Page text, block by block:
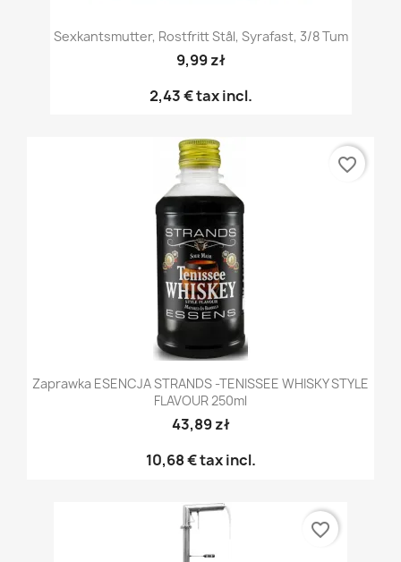
Sexkantsmutter, Rostfritt Stål, Syrafast, 3/8 Tum
9,99 zł
2,43 €tax incl.
Zaprawka ESENCJA STRANDS -TENISSEE WHISKY STYLE
FLAVOUR 250ml
43,89 zł
10,68 €tax incl.
favorite_border
favorite_border